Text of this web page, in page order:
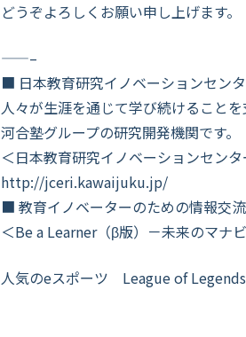
どうぞよろしくお願い申し上げます。
——–
■ 日本教育研究イノベーションセンタ
人々が生涯を通じて学び続けることを
河合塾グループの研究開発機関です。
＜日本教育研究イノベーションセンタ
http://jceri.kawaijuku.jp/
■ 教育イノベーターのための情報交
＜Be a Learner（β版）－未来のマナ
人気のeスポーツ League of